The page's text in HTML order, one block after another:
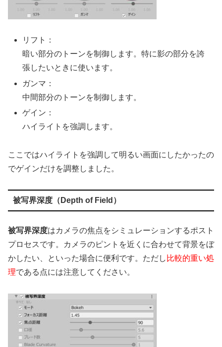
リフト：
暗い部分のトーンを制御します。特に影の部分を誇
張したいときに使います。
ガンマ：
中間部分のトーンを制御します。
ゲイン：
ハイライトを強調します。
ここではハイライトを強調して明るい画面にしたかったの
でゲインだけを調整しました。
被写界深度（Depth of Field）
被写界深度はカメラの焦点をシミュレーションするポスト
プロセスです。カメラのピントを近くに合わせて背景をぼ
かしたい、といった場合に便利です。ただし 比較的重い処
理である点には注意してください。